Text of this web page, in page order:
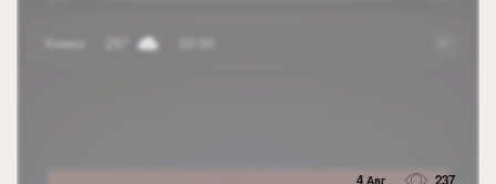
4 Авг 237